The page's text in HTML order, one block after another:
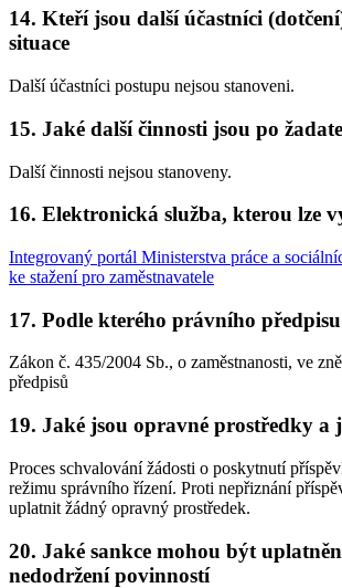
14. Kteří jsou další účastníci
situace
Další účastníci postupu nejsou stanoveni.
15. Jaké další činnosti jsou po
Další činnosti nejsou stanoveny.
16. Elektronická služba, kterou lze
Integrovaný portál Ministerstva práce a
ke stažení pro zaměstnavatele
17. Podle kterého právního
Zákon č. 435/2004 Sb., o zaměstnanosti, ve
předpisů
19. Jaké jsou opravné prostředky a
Proces schvalování žádosti o poskytnutí
režimu správního řízení. Proti nepřiznání
uplatnit žádný opravný prostředek.
20. Jaké sankce mohou být
nedodržení povinností